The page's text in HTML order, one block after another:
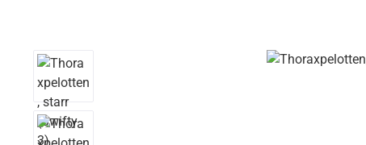
Bildergalerie überspringen